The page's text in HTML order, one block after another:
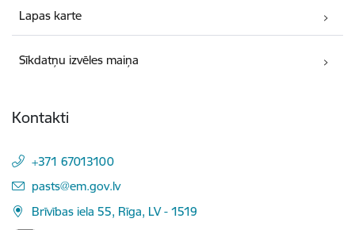
Lapas karte
Sīkdatņu izvēles maiņa
Kontakti
+371 67013100
E-pasts:
pasts@em.gov.lv
Brīvības iela 55, Rīga, LV - 1519